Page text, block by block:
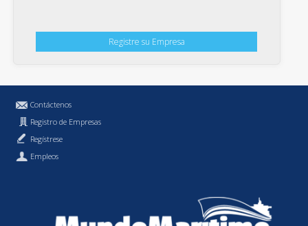
Registre su Empresa
Contáctenos
Registro de Empresas
Regístrese
Empleos